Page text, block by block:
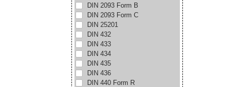
DIN 2093 Form B
DIN 2093 Form C
DIN 25201
DIN 432
DIN 433
DIN 434
DIN 435
DIN 436
DIN 440 Form R